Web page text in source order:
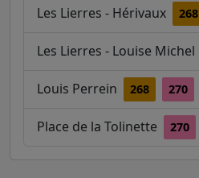
Les Lierres - Hérivaux 268
Les Lierres - Louise Michel
Louis Perrein 268 270
Place de la Tolinette 270